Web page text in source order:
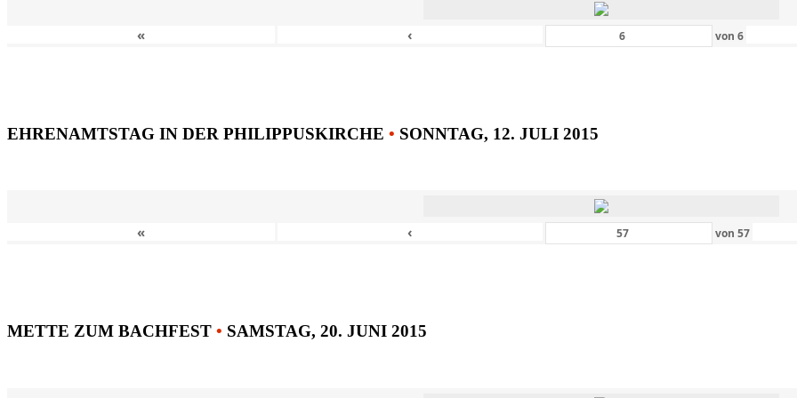
« ‹ von6
EHRENAMTSTAG IN DER PHILIPPUSKIRCHE • SONNTAG, 12. JULI 2015
« ‹ von57
METTE ZUM BACHFEST • SAMSTAG, 20. JUNI 2015